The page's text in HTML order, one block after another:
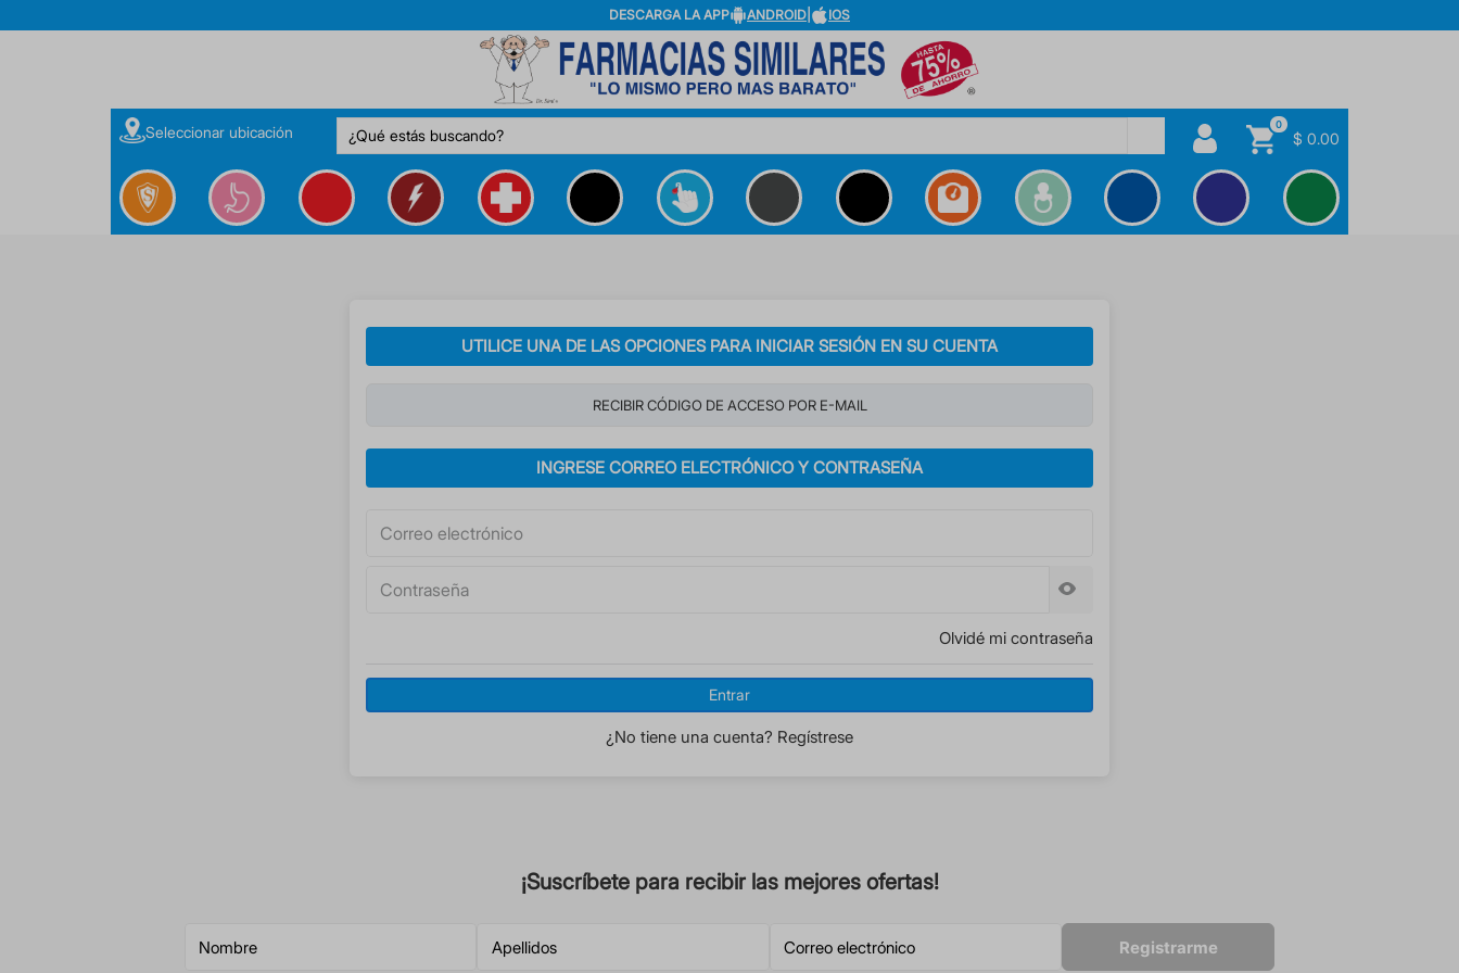
DESCARGA LA APP ANDROID IOS
Seleccionar ubicación ¿Qué estás buscando? 0
$ 0.00
UTILICE UNA DE LAS OPCIONES PARA INICIAR SESIÓN EN SU CUENTA
RECIBIR CÓDIGO DE ACCESO POR E-MAIL
INGRESE CORREO ELECTRÓNICO Y CONTRASEÑA
Olvidé mi contraseña
Entrar
¿No tiene una cuenta? Regístrese
¡Suscríbete para recibir las mejores ofertas!
Registrarme